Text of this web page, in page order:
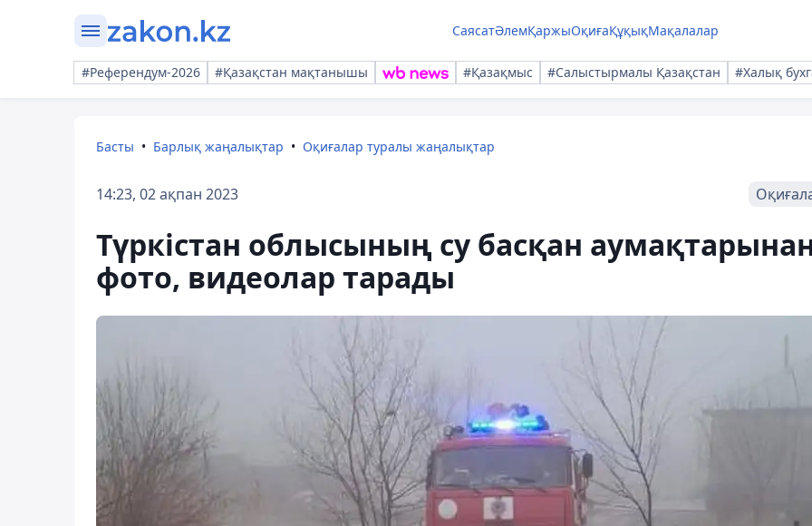
СаясатӘлемҚаржыОқиғаҚұқықМақалалар
#Референдум-2026 #Қазақстан мақтанышы #Қазақмыс #Салыстырмалы Қазақстан #Халық
Басты Барлық жаңалықтар Оқиғалар туралы жаңалықтар
14:23, 02 ақпан 2023
Түркістан облысының су басқан
фото, видеолар тарады